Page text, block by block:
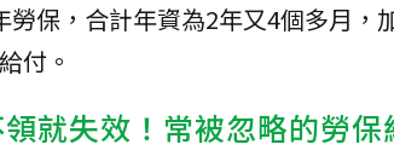
勞保，合計年資為2年又4個多月，
付。
就失效！常被忽略的勞保